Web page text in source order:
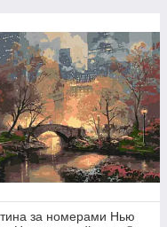
за номерами Нью